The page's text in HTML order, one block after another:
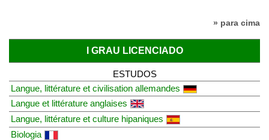
» para cima
I GRAU LICENCIADO
ESTUDOS
Langue, littérature et civilisation allemandes
Langue et littérature anglaises
Langue, littérature et culture hipaniques
Biologia